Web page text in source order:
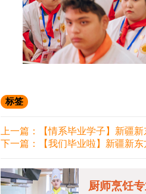
标签
上一篇：
【情系毕业学子】新疆
下一篇：
【我们毕业啦】新疆新
厨师烹饪